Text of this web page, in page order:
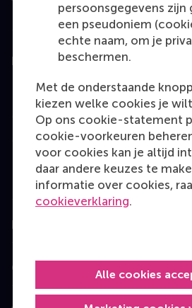
persoonsgegevens zijn
een pseudoniem
echte naam, om je
beschermen.
Met de onderstaande
kiezen welke cookies je
Op ons cookie-statement
cookie-voorkeuren
voor cookies kan je altijd
daar andere keuzes te
informatie over cookies,
cookieverklaring.
Alle cookies
Education
Bachelor
Master
MBA
Executive Education
Programme finder
Information for
Contact